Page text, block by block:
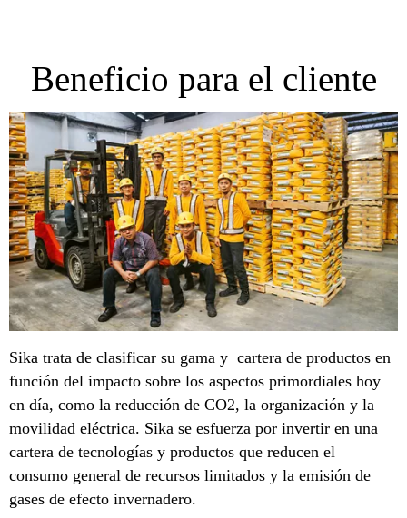
Beneficio para el cliente
Sika trata de clasificar su gama y cartera de productos en
función del impacto sobre los aspectos primordiales hoy
en día, como la reducción de CO2, la organización y la
movilidad eléctrica. Sika se esfuerza por invertir en una
cartera de tecnologías y productos que reducen el
consumo general de recursos limitados y la emisión de
gases de efecto invernadero.